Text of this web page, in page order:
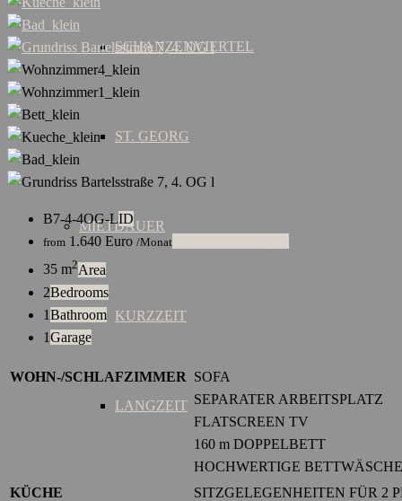
SCHANZENVIERTEL
ST. GEORG
MIETDAUER
KURZZEIT
LANGZEIT
B7-4-4OG-LID
from 1.640 Euro /Monat
35 m2Area
2Bedrooms
1Bathroom
1Garage
WOHN-/SCHLAFZIMMER
SOFA
SEPARATER ARBEITSPLATZ
FLATSCREEN TV
160 m DOPPELBETT
HOCHWERTIGE BETTWÄSCHE
KÜCHE
SITZGELEGENHEITEN FÜR 2